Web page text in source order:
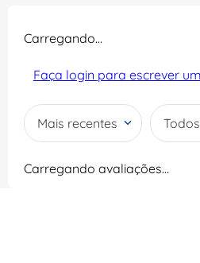
Carregando…
Faça login para escrever
Mais recentes Todos
Carregando avaliações…